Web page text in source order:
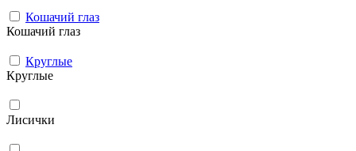
Кошачий глаз
Кошачий глаз
Круглые
Круглые
Лисички